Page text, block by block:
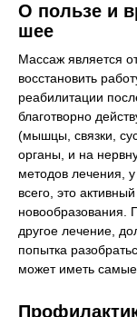
О пользе и
шее
Массаж является
восстановить
реабилитации
благотворно
(мышцы, связки,
органы, и на
методов лечения,
всего, это
новообразования.
другое лечение,
попытка
может иметь